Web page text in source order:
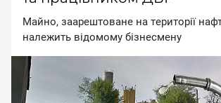
Maйнo, зaapeштoвaнe нa тepитopiї
нaлeжить вiдoмoму бiзнecмeну